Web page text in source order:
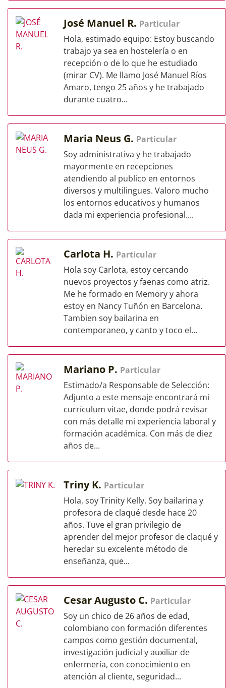
José Manuel R. Particular
Hola, estimado equipo: Estoy buscando
trabajo ya sea en hostelería o en
recepción o de lo que he estudiado
(mirar CV). Me llamo José Manuel Ríos
Amaro, tengo 25 años y he trabajado
durante cuatro...
Maria Neus G. Particular
Soy administrativa y he trabajado
mayormente en recepciones
atendiendo al publico en entornos
diversos y multilingues. Valoro mucho
los entornos educativos y humanos
dada mi experiencia profesional....
Carlota H. Particular
Hola soy Carlota, estoy cercando
nuevos proyectos y faenas como atriz.
Me he formado en Memory y ahora
estoy en Nancy Tuñón en Barcelona.
Tambien soy bailarina en
contemporaneo, y canto y toco el...
Mariano P. Particular
Estimado/a Responsable de Selección:
Adjunto a este mensaje encontrará mi
currículum vitae, donde podrá revisar
con más detalle mi experiencia laboral y
formación académica. Con más de diez
años de...
Triny K. Particular
Hola, soy Trinity Kelly. Soy bailarina y
profesora de claqué desde hace 20
años. Tuve el gran privilegio de
aprender del mejor profesor de claqué y
heredar su excelente método de
enseñanza, que...
Cesar Augusto C. Particular
Soy un chico de 26 años de edad,
colombiano con formación diferentes
campos como gestión documental,
investigación judicial y auxiliar de
enfermería, con conocimiento en
atención al cliente, seguridad...